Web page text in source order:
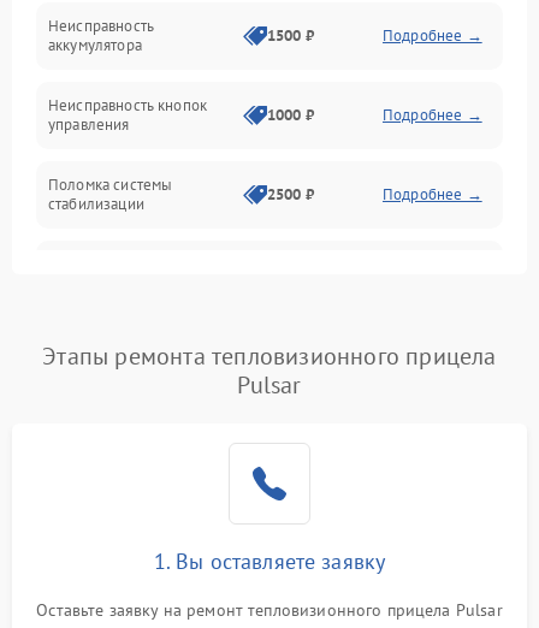
Неисправность
аккумулятора
1500 ₽ Подробнее →
Неисправность кнопок
управления
1000 ₽ Подробнее →
Поломка системы
стабилизации
2500 ₽ Подробнее →
Неисправность системы
Wi-Fi
1500 ₽ Подробнее →
1500 ₽
Неисправность системы
Этапы ремонта тепловизионного прицела
Pulsar
1. Вы оставляете заявку
Оставьте заявку на ремонт тепловизионного прицела Pulsar